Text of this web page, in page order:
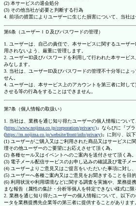
(2) 本サービスの退会処分
(3) その他当社が必要と判断する行為
4. 前項の措置によりユーザーに生じた損害について、当社は
第6条（ユーザーＩＤ及びパスワードの管理）
1. ユーザーは、自己の責任で、本サービスに関するユーザ
用されないよう、厳重に管理します。
2. ユーザーID及びパスワードを利用して行われた本サービ
みなします。
3. 当社は、ユーザーID及びパスワードの管理不十分等によ
せん。
4. ユーザーは、本サービス上のアカウントを第三者に対し
させる等の行為をすることはできません。
第7条（個人情報の取扱い）
1. 当社は、業務を通じ知り得たユーザーの個人情報につい
(https://www.nojima.co.jp/corporation/privacy/)』ならびに『プ
(https://m.nojima.co.jp/website/front/info/privacy)』に則り、以
(1) ユーザーがご購入又はご利用された商品又はサービスに
理その他ユーザーのご要望にお応えさせて頂く為。
(2) 各種セール又はイベントへのご案内を送付させて頂く為。
(3) 電子メール配信サービスのお申し込みの確認及び電子メ
(4) ユーザーよりご意見又はご提言をいただいた事項に対し
(5) ユーザーへ各種ご案内又はご意見をお聞きすることを目
(6) 利用状況や利用環境などに関する調査を実施や、業務提
まな報告（属性の集計・分析等個人を特定できない様式に
2. 業務を通じ知り得たユーザーの個人情報について、以下
ータを業務提携先企業等の第三者に提供することがあります